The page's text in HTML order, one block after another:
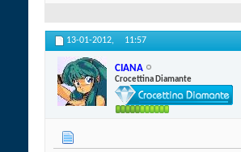
13-01-2012, 11:57
CIANA
Crocettina Diamante